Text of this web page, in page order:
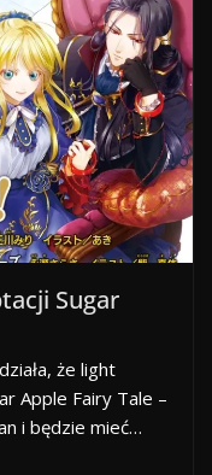
Sugar
że light
Apple Fairy Tale –
i będzie mieć…